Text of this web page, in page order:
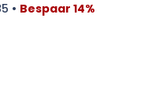
• Bespaar 14%